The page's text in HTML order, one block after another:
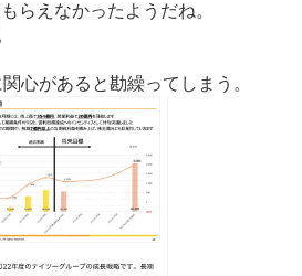
らえなかったようだね。
心があると勘繰ってしまう。